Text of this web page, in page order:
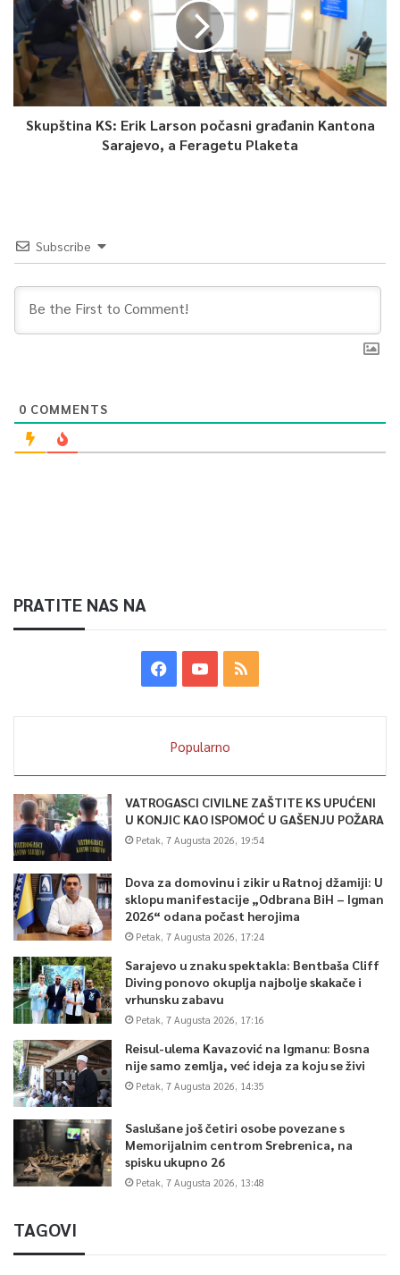
Skupština KS: Erik Larson počasni građanin Kantona
Sarajevo, a Feragetu Plaketa
Subscribe
0 COMMENTS
PRATITE NAS NA
Popularno
VATROGASCI CIVILNE ZAŠTITE KS UPUĆENI
U KONJIC KAO ISPOMOĆ U GAŠENJU POŽARA
Petak, 7 Augusta 2026, 19:54
Dova za domovinu i zikir u Ratnoj džamiji: U
sklopu manifestacije „Odbrana BiH – Igman
2026“ odana počast herojima
Petak, 7 Augusta 2026, 17:24
Sarajevo u znaku spektakla: Bentbaša Cliff
Diving ponovo okuplja najbolje skakače i
vrhunsku zabavu
Petak, 7 Augusta 2026, 17:16
Reisul-ulema Kavazović na Igmanu: Bosna
nije samo zemlja, već ideja za koju se živi
Petak, 7 Augusta 2026, 14:35
Saslušane još četiri osobe povezane s
Memorijalnim centrom Srebrenica, na
spisku ukupno 26
Petak, 7 Augusta 2026, 13:48
TAGOVI